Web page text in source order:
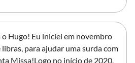
Hugo! Eu iniciei em novembro
para ajudar uma surda com
Missa!Logo no início de 2020,